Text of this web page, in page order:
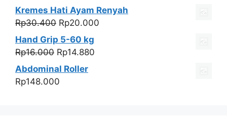
aslinya
adalah:
Rp63.980.
saat
ini
Kremes Hati Ayam Renyah
Rp30.400 Harga
aslinya
adalah:
Rp30.400.
Rp20.000
Hand Grip 5-60 kg
Rp16.000 Harga
aslinya
adalah:
Rp14.880
Abdominal Roller
Rp148.000